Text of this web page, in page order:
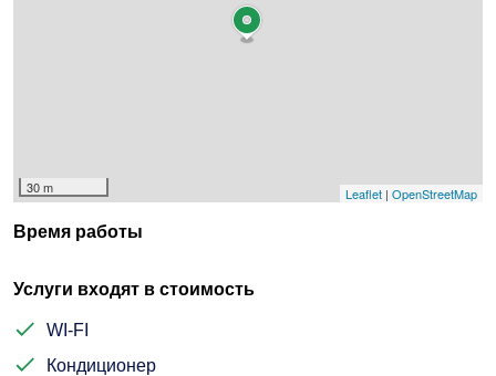
30 m Leaflet | OpenStreetMap
Время работы
Услуги входят в стоимость
WI-FI
Кондиционер